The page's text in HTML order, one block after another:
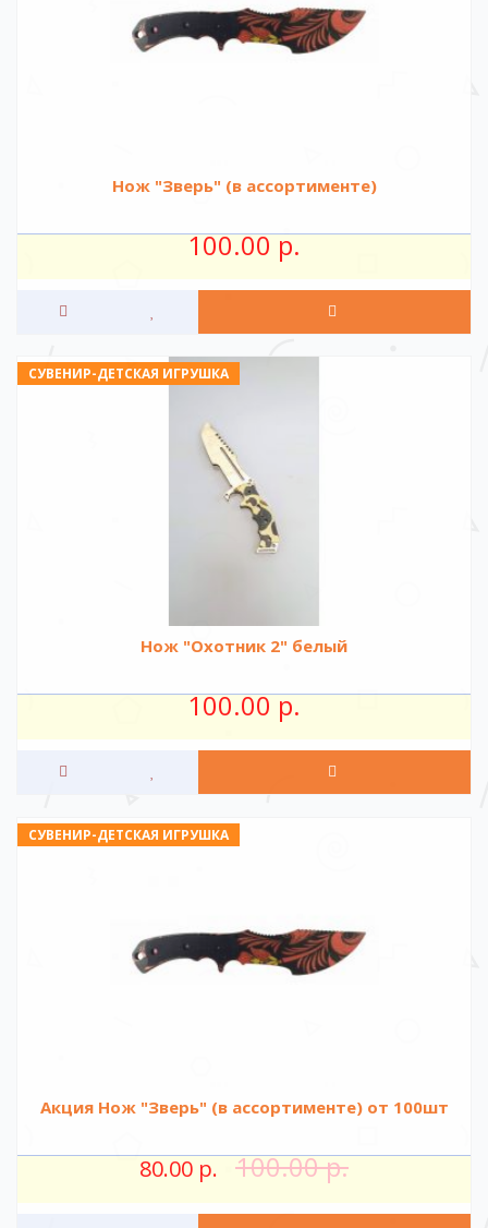
Нож "Зверь" (в ассортименте)
100.00 р.
СУВЕНИР-ДЕТСКАЯ ИГРУШКА
Нож "Охотник 2" белый
100.00 р.
СУВЕНИР-ДЕТСКАЯ ИГРУШКА
Акция Нож "Зверь" (в ассортименте) от 100шт
80.00 р. 100.00 р.